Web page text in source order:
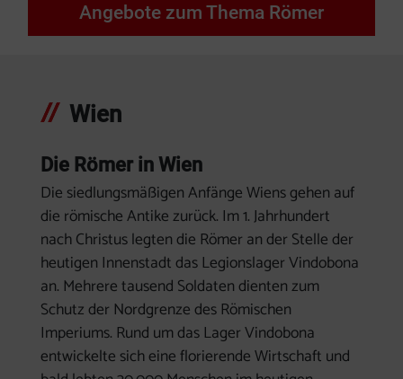
Angebote zum Thema Römer
Wien
Die Römer in Wien
Die siedlungsmäßigen Anfänge Wiens gehen auf
die römische Antike zurück. Im 1. Jahrhundert
nach Christus legten die Römer an der Stelle der
heutigen Innenstadt das Legionslager Vindobona
an. Mehrere tausend Soldaten dienten zum
Schutz der Nordgrenze des Römischen
Imperiums. Rund um das Lager Vindobona
entwickelte sich eine florierende Wirtschaft und